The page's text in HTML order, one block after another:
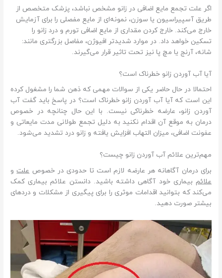
اگر علت تجمع مایع اضافی در زانو مشخص نباشد، پزشک متخصص از
طریق آسپیراسیون یا سوزن، نمونه‌ای از مایع مفصلی را برای آزمایش
خارج می‌کند. خارج کردن مقداری از مایع اضافی تورم و درد زانو را
تسکین خواهد داد. در موارد شدیدتر افیوژن، مفاصل بزرگتری مانند:
شانه، آرنج یا مچ پا نیز تحت تاثیر قرار می‌گیرند.
آیا آب آوردن زانو خطرناک است؟
احتمالا در حال حاضر یکی از سوالات مهمی که ذهن شما را مشغول کرده
این است که آیا آب آوردن زانو خطرناک است؟ در پاسخ باید گفت آب
آوردن زانو، عارضه‌ خطرناکی نیست. با این حال چنانچه در خصوص
درمان به موقع آن اقدام نکنید به دلیل تجمع طولانی مدت مایعاتی و
عفونت اضافی، میزان التهاب افزایش یافته و زانو درد تشدید می‌شود.
مهم‌ترین علائم آب آوردن زانو چیست؟
برای درمان آگاهانه هر عارضه لازم است تا حدودی در خصوصعلتو
علائم بیماری خود آگاهی داشته باشید. دانستن علائم بیماری کمک
می‌کند که بتوانید اقدامات موثری را برای پیگیری از مشکلات و دردهای
بیشتر صورت دهید.